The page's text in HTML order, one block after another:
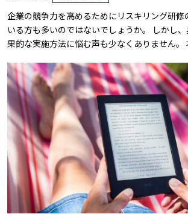
企業の競争力を高めるためにリスキリング研修
いる方も多いのではないでしょうか。 しかし
果的な実施方法に悩む声も少なくありません。
ム例、さらには導入手順まで、実務で使える内
す。 リスキリング研修を効果的に実施したい
ください。 リスキリング研修とは？……